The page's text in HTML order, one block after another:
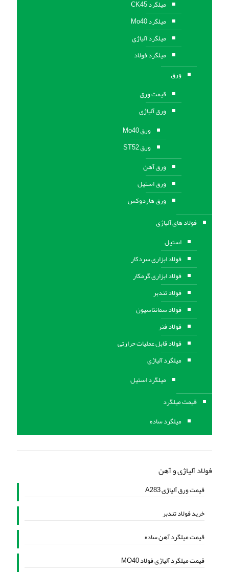
میلگرد CK45
میلگرد Mo40
میلگرد آلیاژی
میلگرد فولاد
ورق
قیمت ورق
ورق آلیاژی
ورق Mo40
ورق ST52
ورق آهن
ورق استيل
ورق هاردوکس
فولاد های آلیاژی
استیل
فولاد ابزاری سردکار
فولاد ابزاری گرمکار
فولاد تندبر
فولاد سمانتاسیون
فولاد فنر
فولاد قابل عملیات حرارتی
ميلگرد آلیاژی
میلگرد استیل
قیمت میلگرد
میلگرد ساده
فولاد آلیاژی و آهن
قیمت ورق آلیاژی A283
خرید فولاد تندبر
قیمت میلگرد آهن ساده
قیمت میلگرد آلیاژی فولاد MO40